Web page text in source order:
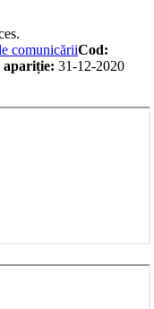
comunicăriiCod:
apariție: 31-12-2020